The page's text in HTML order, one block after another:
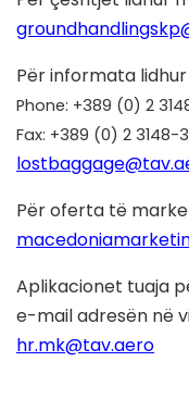
Për informata
Phone: +389 (0) 2
Fax: +389 (0) 2 3148-
Për oferta të
Aplikacionet tuaja
e-mail adresën në
hr.mk@tav.aero